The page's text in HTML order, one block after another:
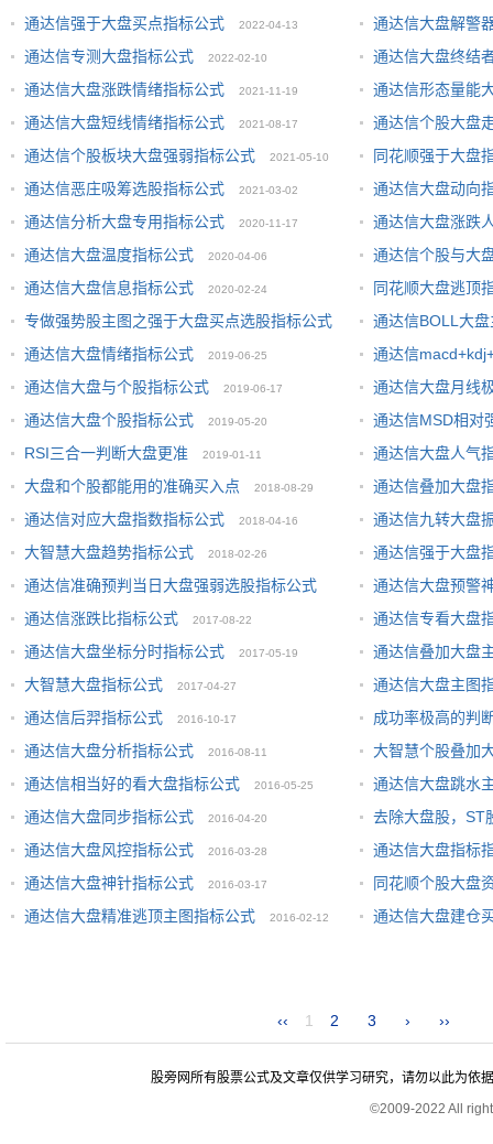
通达信强于大盘买点指标公式
2022-04-13
通达信大盘解警
通达信专测大盘指标公式
2022-02-10
通达信大盘终结
通达信大盘涨跌情绪指标公式
2021-11-19
通达信形态量能
通达信大盘短线情绪指标公式
2021-08-17
通达信个股大盘
通达信个股板块大盘强弱指标公式
2021-05-10
同花顺强于大盘
通达信恶庄吸筹选股指标公式
2021-03-02
通达信大盘动向
通达信分析大盘专用指标公式
2020-11-17
通达信大盘涨跌
通达信大盘温度指标公式
2020-04-06 通达信个股与大
31
通达信大盘信息指标公式 2020-02-24
同花顺大盘逃顶
专做强势股主图之强于大盘买点选股指标公式
2019-11-28
通达信BOLL大
通达信大盘情绪指标公式
2019-06-25 通达信
2019-06-24
通达信大盘与个股指标公式 2019-06-17
通达信大盘月线
通达信大盘个股指标公式
2019-05-20
通达信MSD相对
RSI三合一判断大盘更准
2019-01-11
通达信大盘人气
大盘和个股都能用的准确买入点
2018-08-29
通达信叠加大盘
通达信对应大盘指数指标公式
2018-04-16
通达信九转大盘
大智慧大盘趋势指标公式
2018-02-26
通达信强于大盘
通达信准确预判当日大盘强弱选股指标公式
2018-01-17
通达信大盘预警
通达信涨跌比指标公式
2017-08-22
通达信专看大盘
通达信大盘坐标分时指标公式
2017-05-19
通达信叠加大盘
大智慧大盘指标公式
2017-04-27
通达信大盘主图
通达信后羿指标公式
2016-10-17
成功率极高的判
通达信大盘分析指标公式
2016-08-11
大智慧个股叠加
通达信相当好的看大盘指标公式
2016-05-25
通达信大盘跳水
通达信大盘同步指标公式
2016-04-20
去除大盘股，ST
通达信大盘风控指标公式
2016-03-28
通达信大盘指标
通达信大盘神针指标公式
2016-03-17
同花顺个股大盘
通达信大盘精准逃顶主图指标公式
2016-02-12 通达信大盘建仓
‹‹ 1 2 3 › ››
股旁网所有股票公式及文章仅供学习研究，请勿以此为依
©2009-2022 All